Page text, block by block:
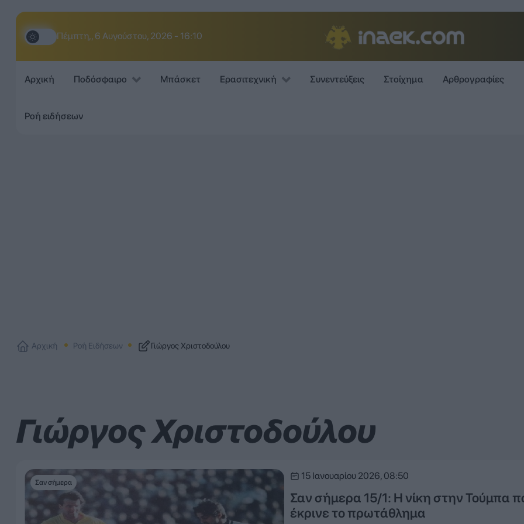
Πέμπτη,, 6 Αυγούστου, 2026 - 16:10
Αρχική Ποδόσφαιρο Μπάσκετ Ερασιτεχνική Συνεντεύξεις Στοίχημα Αρθρογραφίες
Ροή ειδήσεων
Αρχική Ροή Ειδήσεων Γιώργος Χριστοδούλου
Γιώργος Χριστοδούλου
Σαν σήμερα
15 Ιανουαρίου 2026, 08:50
Σαν σήμερα 15/1: Η νίκη στην Τούμπα
έκρινε το πρωτάθλημα